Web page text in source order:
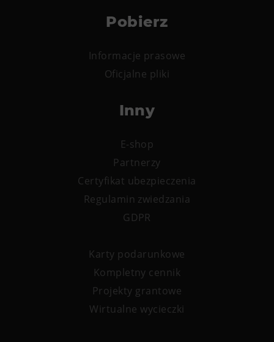
Przyjęcie urodzinowe
Tematyczne karty podarunkowe
Loty widokowe helikopterem
Wypożyczanie rowerów elektrycznych
Pobierz
Informacje prasowe
Oficjalne pliki
Inny
E-shop
Partnerzy
Certyfikat ubezpieczenia
Regulamin zwiedzania
GDPR
Karty podarunkowe
Kompletny cennik
Projekty grantowe
Wirtualne wycieczki